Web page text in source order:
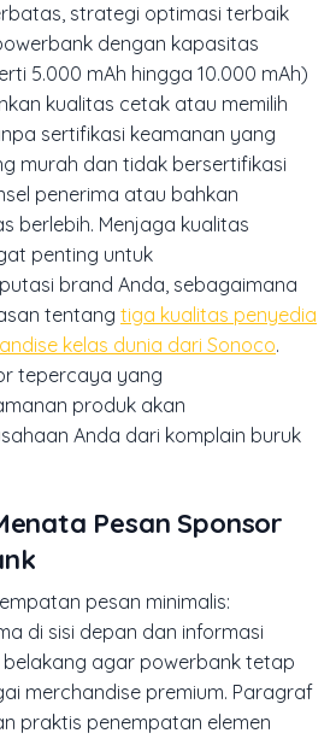
strategi optimasi terbaik
dengan kapasitas
5.000 mAh hingga 10.000 mAh)
kualitas cetak atau memilih
sertifikasi keamanan yang
murah dan tidak bersertifikasi
penerima atau bahkan
berlebih. Menjaga kualitas
penting untuk
brand Anda, sebagaimana
tentang tiga kualitas penyedia
kelas dunia dari Sonoco.
tepercaya yang
produk akan
Anda dari komplain buruk
Pesan Sponsor
pesan minimalis:
di sisi depan dan informasi
belakang agar powerbank tetap
merchandise premium. Paragraf
praktis penempatan elemen